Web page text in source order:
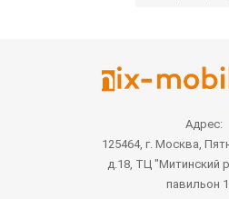
Адрес:
125464, г. Москва,
д.18, ТЦ "Митинский
павильон